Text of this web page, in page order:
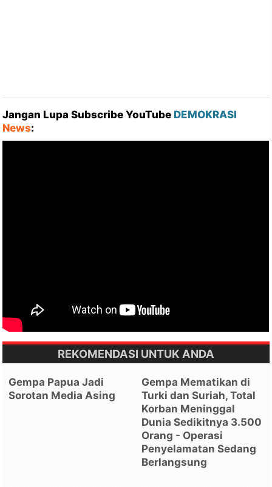
Jangan Lupa Subscribe YouTube DEMOKRASI
News:
REKOMENDASI UNTUK ANDA
Gempa Papua Jadi
Sorotan Media Asing
Gempa Mematikan di
Turki dan Suriah, Total
Korban Meninggal
Dunia Sedikitnya 3.500
Orang - Operasi
Penyelamatan Sedang
Berlangsung